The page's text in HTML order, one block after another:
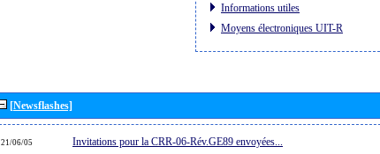
Informations utiles
Moyens électroniques UIT-R
[Newsflashes]
21/06/05 Invitations pour la CRR-06-Rév.GE89 envoyées...